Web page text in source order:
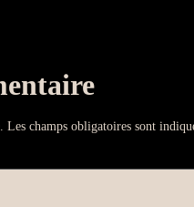
Les champs obligatoires sont